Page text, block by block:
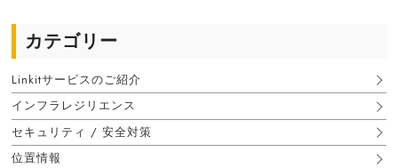
カテゴリー
Linkitサービスのご紹介
インフラレジリエンス
セキュリティ / 安全対策
位置情報